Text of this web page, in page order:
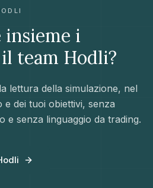
insieme i
team Hodli?
lettura della simulazione, nel
dei tuoi obiettivi, senza
e senza linguaggio da trading.